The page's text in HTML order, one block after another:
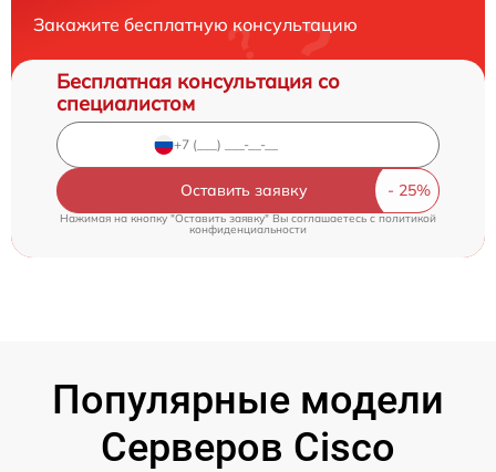
Закажите бесплатную консультацию
Бесплатная консультация со
специалистом
Оставить заявку
Нажимая на кнопку "Оставить заявку" Вы соглашаетесь cполитикой
конфиденциальности
Популярные модели
Серверов Cisco